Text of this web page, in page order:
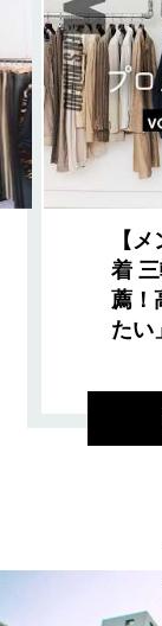
【
着
薦！
たい